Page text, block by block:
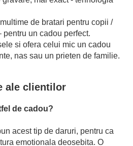
de bratari pentru copii /
un cadou perfect.
si ofera celui mic un cadou
nas sau un prieten de familie.
ale clientilor
de cadou?
acest tip de daruri, pentru ca
emotionala deosebita. O